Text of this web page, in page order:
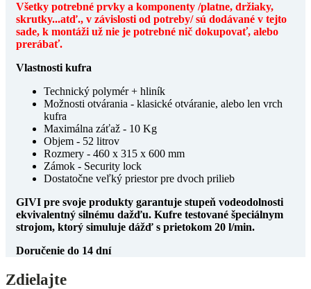
Všetky potrebné prvky a komponenty /platne, držiaky,
skrutky...atď., v závislosti od potreby/ sú dodávané v tejto
sade, k montáži už nie je potrebné nič dokupovať, alebo
prerábať.
Vlastnosti kufra
Technický polymér + hliník
Možnosti otvárania - klasické otváranie, alebo len vrch
kufra
Maximálna záťaž - 10 Kg
Objem - 52 litrov
Rozmery - 460 x 315 x 600 mm
Zámok - Security lock
Dostatočne veľký priestor pre dvoch prilieb
GIVI pre svoje produkty garantuje stupeň vodeodolnosti
ekvivalentný silnému dažďu. Kufre testované špeciálnym
strojom, ktorý simuluje dážď s prietokom 20 l/min.
Doručenie do 14 dní
Zdielajte